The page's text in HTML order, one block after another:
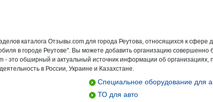
каталога Отзывы.com для города Реутова, относящихся к сфере
в городе Реутове". Вы можете добавить организацию совершенно
- это обширный и актуальный источник информации об организациях,
в России, Украине и Казахстане.
Специальное оборудование для
ТО для авто